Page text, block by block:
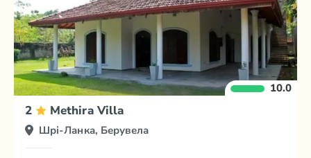
10.0
2 Methira Villa
Шрі-Ланка, Берувела